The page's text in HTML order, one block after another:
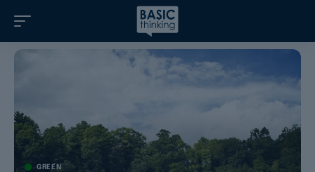
GREEN